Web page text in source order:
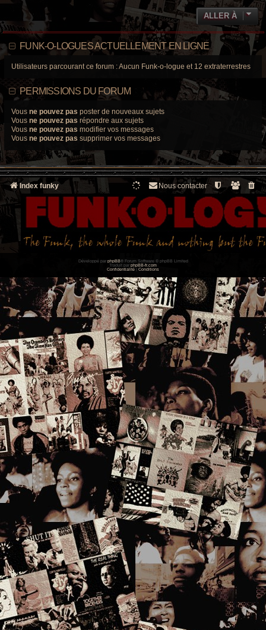
ALLER À
FUNK-O-LOGUES ACTUELLEMENT EN LIGNE
Utilisateurs parcourant ce forum : Aucun Funk-o-logue et 12 extraterrestres
PERMISSIONS DU FORUM
Vous ne pouvez pas poster de nouveaux sujets
Vous ne pouvez pas répondre aux sujets
Vous ne pouvez pas modifier vos messages
Vous ne pouvez pas supprimer vos messages
Index funky Nous contacter
Développé par phpBB® Forum Software © phpBB Limited
Traduit par phpBB-fr.com
Confidentialité
Conditions